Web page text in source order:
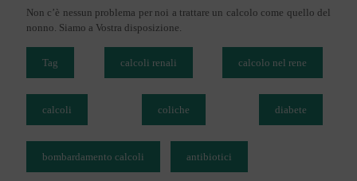
Non c’è nessun problema per noi a trattare un calcolo come quello del
nonno. Siamo a Vostra disposizione.
Tag calcoli renali calcolo nel rene
calcoli coliche diabete
bombardamento calcoli antibiotici